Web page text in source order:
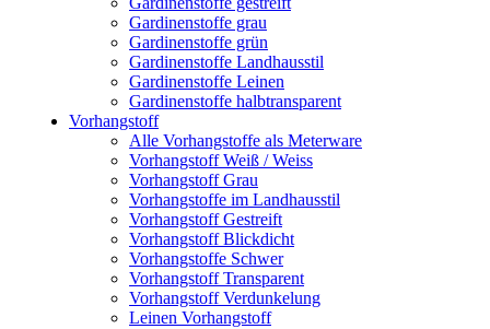
Gardinenstoffe grau
Gardinenstoffe grün
Gardinenstoffe Landhausstil
Gardinenstoffe Leinen
Gardinenstoffe halbtransparent
Vorhangstoff
Alle Vorhangstoffe als Meterware
Vorhangstoff Weiß / Weiss
Vorhangstoff Grau
Vorhangstoffe im Landhausstil
Vorhangstoff Gestreift
Vorhangstoff Blickdicht
Vorhangstoffe Schwer
Vorhangstoff Transparent
Vorhangstoff Verdunkelung
Leinen Vorhangstoff